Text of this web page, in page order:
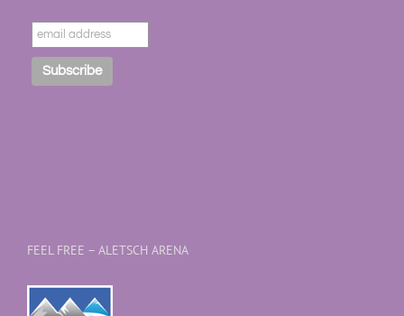
FEEL FREE – ALETSCH ARENA